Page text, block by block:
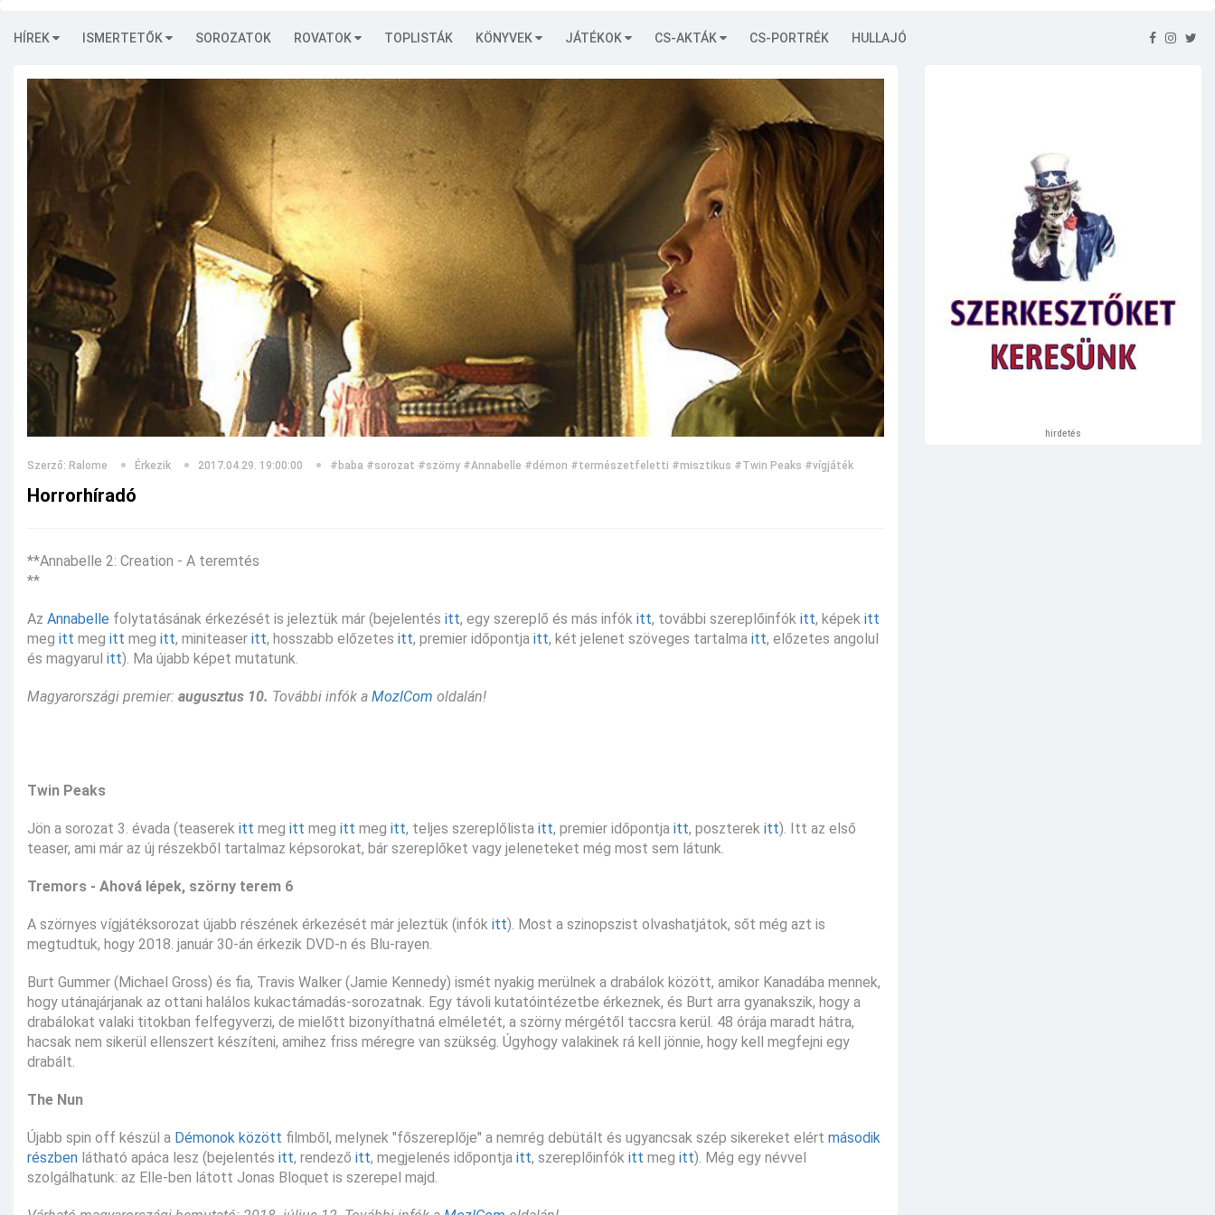
HÍREK ISMERTETŐK SOROZATOK ROVATOK TOPLISTÁK KÖNYVEK JÁTÉKOK CS-AKTÁK CS-PORTRÉK HULLAJÓ
Szerző: Ralome Érkezik 2017.04.29. 19:00:00 #baba #sorozat #szörny #Annabelle #démon #természetfeletti #misztikus #Twin Peaks #vígjáték
Horrorhíradó
**Annabelle 2: Creation - A teremtés
**
Az Annabelle folytatásának érkezését is jeleztük már (bejelentés itt, egy szereplő és más infók itt, további szereplőinfók itt, képek itt
meg itt meg itt meg itt, miniteaser itt, hosszabb előzetes itt, premier időpontja itt, két jelenet szöveges tartalma itt, előzetes angolul
és magyarul itt). Ma újabb képet mutatunk.
Magyarországi premier: augusztus 10. További infók a MozICom oldalán!
Twin Peaks
Jön a sorozat 3. évada (teaserek itt meg itt meg itt meg itt, teljes szereplőlista itt, premier időpontja itt, poszterek itt). Itt az első
teaser, ami már az új részekből tartalmaz képsorokat, bár szereplőket vagy jeleneteket még most sem látunk.
Tremors - Ahová lépek, szörny terem 6
A szörnyes vígjátéksorozat újabb részének érkezését már jeleztük (infók itt). Most a szinopszist olvashatjátok, sőt még azt is
megtudtuk, hogy 2018. január 30-án érkezik DVD-n és Blu-rayen.
Burt Gummer (Michael Gross) és fia, Travis Walker (Jamie Kennedy) ismét nyakig merülnek a drabálok között, amikor Kanadába mennek,
hogy utánajárjanak az ottani halálos kukactámadás-sorozatnak. Egy távoli kutatóintézetbe érkeznek, és Burt arra gyanakszik, hogy a
drabálokat valaki titokban felfegyverzi, de mielőtt bizonyíthatná elméletét, a szörny mérgétől taccsra kerül. 48 órája maradt hátra,
hacsak nem sikerül ellenszert készíteni, amihez friss méregre van szükség. Úgyhogy valakinek rá kell jönnie, hogy kell megfejni egy
drabált.
The Nun
Újabb spin off készül a Démonok között filmből, melynek "főszereplője" a nemrég debütált és ugyancsak szép sikereket elért második
részben látható apáca lesz (bejelentés itt, rendező itt, megjelenés időpontja itt, szereplőinfók itt meg itt). Még egy névvel
szolgálhatunk: az Elle-ben látott Jonas Bloquet is szerepel majd.
hirdetés